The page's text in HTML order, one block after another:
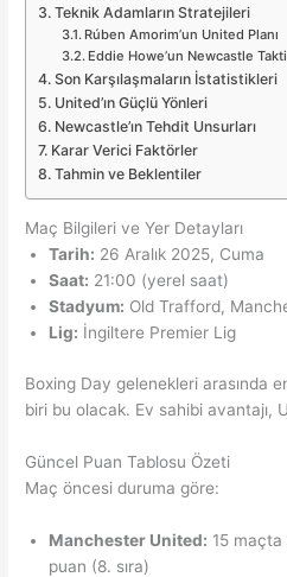
Teknik Adamların Stratejileri
Rúben Amorim’un United Planı
Eddie Howe’un Newcastle
Son Karşılaşmaların İstatistikleri
United’ın Güçlü Yönleri
Newcastle’ın Tehdit Unsurları
Karar Verici Faktörler
Tahmin ve Beklentiler
Maç Bilgileri ve Yer Detayları
Tarih: 26 Aralık 2025, Cuma
Saat: 21:00 (yerel saat)
Stadyum: Old Trafford,
Lig: İngiltere Premier Lig
Boxing Day gelenekleri arasında
biri bu olacak. Ev sahibi avantajı,
Güncel Puan Tablosu Özeti
Maç öncesi duruma göre:
Manchester United: 15
puan (8. sıra)